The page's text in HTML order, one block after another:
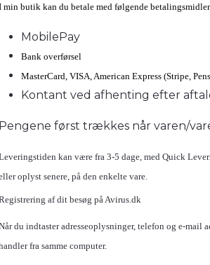
min butik kan du betale med følgende
MobilePay
Bank overførsel
MasterCard, VISA, American Express (Stripe,
Kontant ved afhenting efter
Pengene først trækkes når varen/
kan være fra 3-5 dage, med Quick
oplyst senere, på den enkelte vare.
af dit besøg på Avirus.dk
du indtaster adresseoplysninger, telefon og e-mail
fra samme computer.